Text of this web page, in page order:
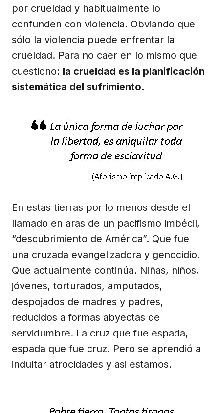
por crueldad y habitualmente lo
confunden con violencia. Obviando que
sólo la violencia puede enfrentar la
crueldad. Para no caer en lo mismo que
cuestiono: la crueldad es la planificación
sistemática del sufrimiento.
En estas tierras por lo menos desde el
llamado en aras de un pacifismo imbécil,
“descubrimiento de América”. Que fue
una cruzada evangelizadora y genocidio.
Que actualmente continúa. Niñas, niños,
jóvenes, torturados, amputados,
despojados de madres y padres,
reducidos a formas abyectas de
servidumbre. La cruz que fue espada,
espada que fue cruz. Pero se aprendió a
indultar atrocidades y asi estamos.